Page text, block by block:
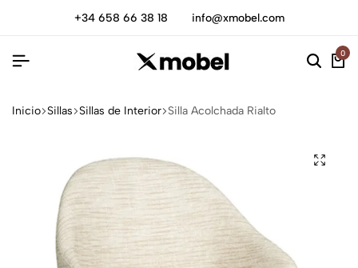
+34 658 66 38 18 info@xmobel.com
0
Inicio Sillas Sillas de Interior Silla Acolchada Rialto